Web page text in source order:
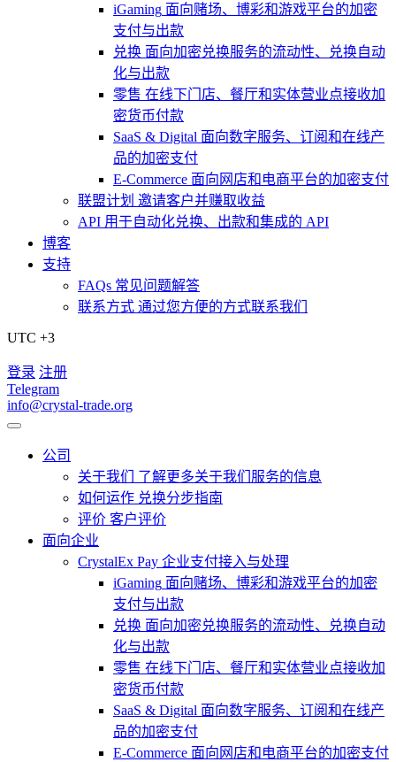
iGaming 面向赌场、博彩和游戏平台的加密
支付与出款
兑换 面向加密兑换服务的流动性、兑换自动
化与出款
零售 在线下门店、餐厅和实体营业点接收加
密货币付款
SaaS & Digital 面向数字服务、订阅和在线产
品的加密支付
E-Commerce 面向网店和电商平台的加密支付
联盟计划 邀请客户并赚取收益
API 用于自动化兑换、出款和集成的 API
博客
支持
FAQs 常见问题解答
联系方式 通过您方便的方式联系我们
UTC +3
登录 注册
Telegram
info@crystal-trade.org
公司
关于我们
了解更多关于我们服务的信息
如何运作 兑换分步指南
评价 客户评价
面向企业
CrystalEx Pay 企业支付接入与处理
iGaming 面向赌场、博彩和游戏平台的加密
支付与出款
兑换 面向加密兑换服务的流动性、兑换自动
化与出款
零售 在线下门店、餐厅和实体营业点接收加
密货币付款
SaaS & Digital 面向数字服务、订阅和在线产
品的加密支付
E-Commerce 面向网店和电商平台的加密支付